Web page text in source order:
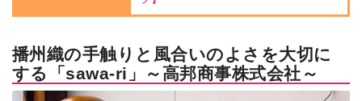
播州織の手触りと風合いのよさを大切に
する「sawa-ri」～高邦商事株式会社～